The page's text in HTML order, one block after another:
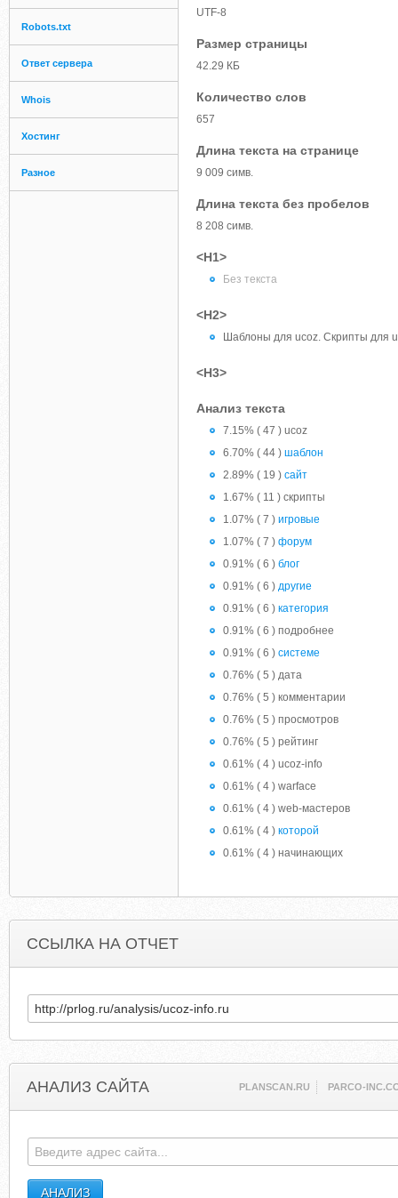
Robots.txt
Ответ сервера
Whois
Хостинг
Разное
UTF-8
Размер страницы
42.29 КБ
Количество слов
657
Длина текста на странице
9 009 симв.
Длина текста без пробелов
8 208 симв.
<H1>
Без текста
<H2>
Шаблоны для ucoz. Скрипты для
<H3>
Анализ текста
7.15% ( 47 ) ucoz
6.70% ( 44 ) шаблон
2.89% ( 19 ) сайт
1.67% ( 11 ) скрипты
1.07% ( 7 ) игровые
1.07% ( 7 ) форум
0.91% ( 6 ) блог
0.91% ( 6 ) другие
0.91% ( 6 ) категория
0.91% ( 6 ) подробнее
0.91% ( 6 ) системе
0.76% ( 5 ) дата
0.76% ( 5 ) комментарии
0.76% ( 5 ) просмотров
0.76% ( 5 ) рейтинг
0.61% ( 4 ) ucoz-info
0.61% ( 4 ) warface
0.61% ( 4 ) web-мастеров
0.61% ( 4 ) которой
0.61% ( 4 ) начинающих
ССЫЛКА НА ОТЧЕТ
АНАЛИЗ САЙТА PLANSCAN.RU PARCO-